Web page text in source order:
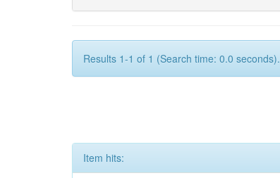
Results 1-1 of 1 (Search time: 0.0 seconds).
Item hits: